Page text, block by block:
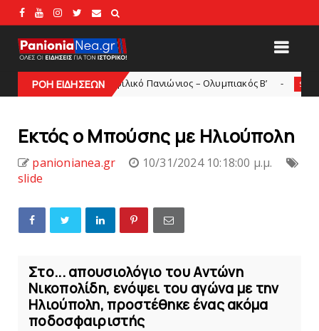
ΡΟΗ ΕΙΔΗΣΕΩΝ
το φιλικό Πανιώνιος – Ολυμπιακός Β’ slide Συμφωνία με
Eκτός ο Μπούσης με Hλιούπολη
panionianea.gr
10/31/2024 10:18:00 μ.μ.
slide
Στο... απουσιολόγιο του Αντώνη
Νικοπολίδη, ενόψει του αγώνα με την
Ηλιούπολη, προστέθηκε ένας ακόμα
ποδοσφαιριστής